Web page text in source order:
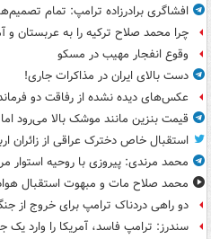
افشاگری برادرزاده ترامپ: تمام
چرا محمد صلاح ترکیه را به عربستان و
وقوع انفجار مهیب در مسکو
دست بالای ایران در مذاکرات جاری!
عکس‌های دیده نشده از رفاقت دو
قیمت بنزین مانند موشک بالا می‌رود اما
استقبال خاص دخترک عراقی از زائران
محمد مرندی: پیروزی با روحیه
محمد صلاح مات و مبهوت استقبال
دو راهی دردناک ترامپ برای خروج از
سندرز: ترامپ فاسد، آمریکا را وارد